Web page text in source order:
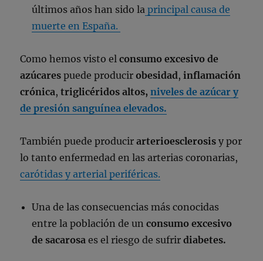
últimos años han sido la principal causa de
muerte en España.
Como hemos visto elconsumo excesivo de
azúcares puede producirobesidad,inflamación
crónica,triglicéridos altos,niveles de azúcar y
de presión sanguínea elevados.
También puede producirarterioesclerosis y por
lo tanto enfermedad en las arterias coronarias,
carótidas y arterial periféricas.
Una de las consecuencias más conocidas
entre la población de unconsumo excesivo
de sacarosa es el riesgo de sufrirdiabetes.